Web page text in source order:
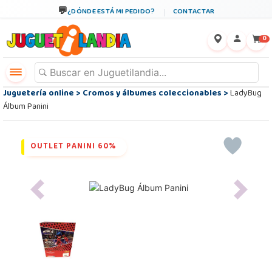
¿DÓNDE ESTÁ MI PEDIDO? CONTACTAR
0
Juguetería online>Cromos y álbumes coleccionables>LadyBug
Álbum Panini
OUTLET PANINI 60%
Previous Next